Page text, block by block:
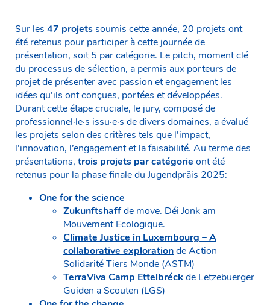
Sur les 47 projetssoumis cette année, 20 projets ont
été retenus pour participer à cette journée de
présentation, soit 5 par catégorie. Le pitch, moment clé
du processus de sélection, a permis aux porteurs de
projet de présenter avec passion et engagement les
idées qu’ils ont conçues, portées et développées.
Durant cette étape cruciale, le jury, composé de
professionnel·le·s issu·e·s de divers domaines, a évalué
les projets selon des critères tels que l’impact,
l’innovation, l’engagement et la faisabilité. Au terme des
présentations, trois projets par catégorie ont été
retenus pour la phase finale du Jugendpräis 2025:
One for the science
Zukunftshaffde move. Déi Jonk am
Mouvement Ecologique.
Climate Justice in Luxembourg – A
collaborative explorationde Action
Solidarité Tiers Monde (ASTM)
TerraViva Camp Ettelbréckde Lëtzebuerger
Guiden a Scouten (LGS)